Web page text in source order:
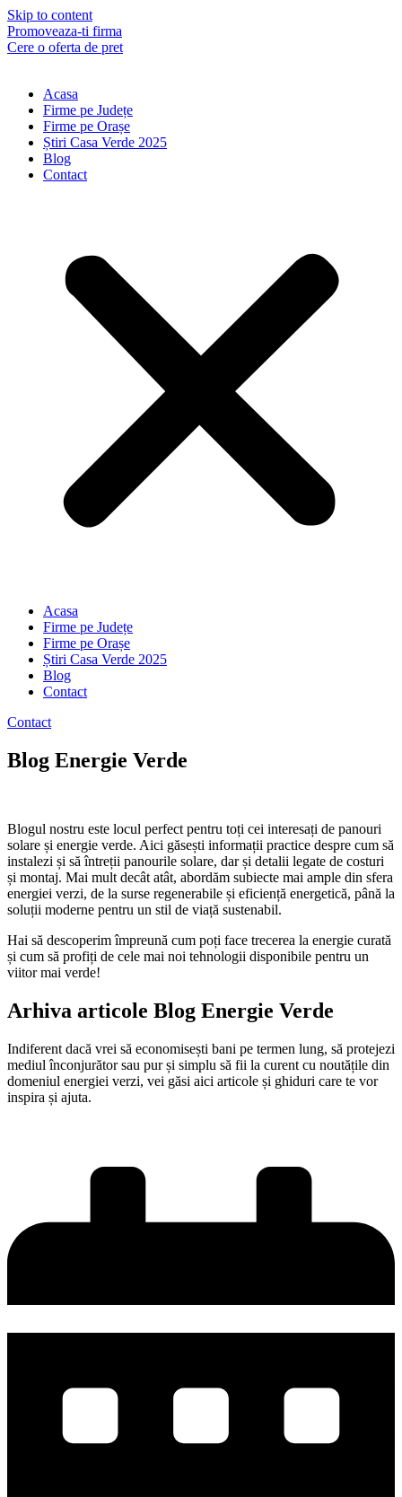
Skip to content
Promoveaza-ti firma
Cere o oferta de pret
Acasa
Firme pe Județe
Firme pe Orașe
Știri Casa Verde 2025
Blog
Contact
Acasa
Firme pe Județe
Firme pe Orașe
Știri Casa Verde 2025
Blog
Contact
Contact
Blog Energie Verde
Blogul nostru este locul perfect pentru toți cei interesați de panouri
solare și energie verde. Aici găsești informații practice despre cum să
instalezi și să întreții panourile solare, dar și detalii legate de costuri
și montaj. Mai mult decât atât, abordăm subiecte mai ample din sfera
energiei verzi, de la surse regenerabile și eficiență energetică, până la
soluții moderne pentru un stil de viață sustenabil.
Hai să descoperim împreună cum poți face trecerea la energie curată
și cum să profiți de cele mai noi tehnologii disponibile pentru un
viitor mai verde!
Arhiva articole Blog Energie Verde
Indiferent dacă vrei să economisești bani pe termen lung, să protejezi
mediul înconjurător sau pur și simplu să fii la curent cu noutățile din
domeniul energiei verzi, vei găsi aici articole și ghiduri care te vor
inspira și ajuta.